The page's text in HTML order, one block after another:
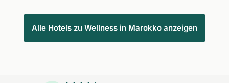
Alle Hotels zu Wellness in Marokko anzeigen